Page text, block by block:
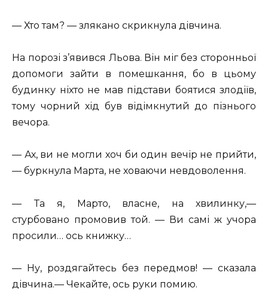
— Хто там? — злякано скрикнула дівчина.
На порозі з’явився Льова. Він міг без сторонньої
допомоги зайти в помешкання, бо в цьому
будинку ніхто не мав підстави боятися злодіїв,
тому чорний хід був відімкнутий до пізнього
вечора.
— Ах, ви не могли хоч би один вечір не прийти,
— буркнула Марта, не ховаючи невдоволення.
— Та я, Марто, власне, на хвилинку,—
стурбовано промовив той. — Ви самі ж учора
просили… ось книжку…
— Ну, роздягайтесь без передмов! — сказала
дівчина.— Чекайте, ось руки помию.